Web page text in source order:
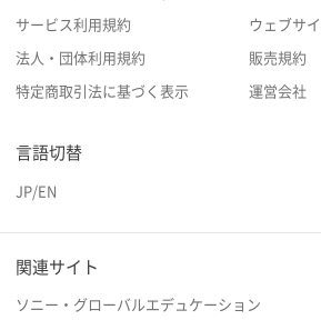
サービス利用規約 ウェブサ
法人・団体利用規約 販売規約
特定商取引法に基づく表示 運営会社
言語切替
JP/EN
関連サイト
ソニー・グローバルエデュケーション